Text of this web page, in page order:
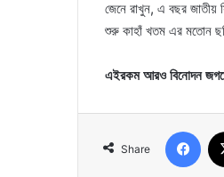
জেনে রাখুন, এ বছর জাতীয়
শুরু কাহাঁ খতম এর মতোন
এইরকম আরও বিনোদন
Share